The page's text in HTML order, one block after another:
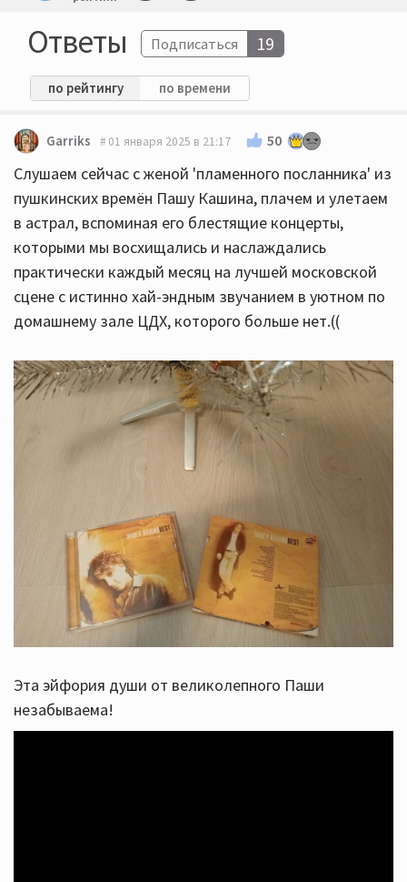
Ответы Подписаться 19
по рейтингу по времени
Garriks 01 января 2025 в 21:17 50
Слушаем сейчас с женой 'пламенного посланника' из
пушкинских времён Пашу Кашина, плачем и улетаем
в астрал, вспоминая его блестящие концерты,
которыми мы восхищались и наслаждались
практически каждый месяц на лучшей московской
сцене с истинно хай-эндным звучанием в уютном по
домашнему зале ЦДХ, которого больше нет.((
Эта эйфория души от великолепного Паши
незабываема!